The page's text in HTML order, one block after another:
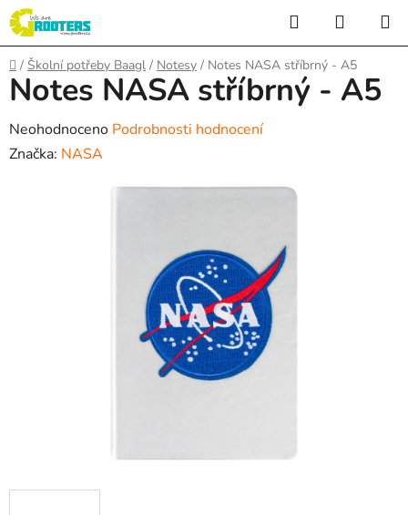
Přejít
na
obsah
Hledat
KOŠÍK
Domů
/ Školní potřeby Baagl / Notesy / Notes NASA stříbrný - A5
Notes NASA stříbrný - A5
Průměrné
hodnocení
Neohodnoceno Podrobnosti hodnocení
Značka: NASA